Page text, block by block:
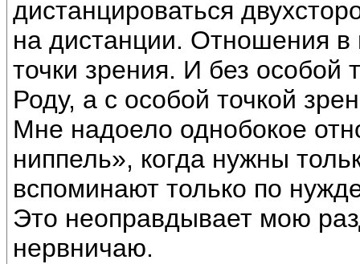
дистанцироваться
на дистанции. Отношения
точки зрения. И без
Роду, а с особой точкой
Мне надоело однобокое
ниппель», когда нужны
вспоминают только по
Это неоправдывает мою
нервничаю.